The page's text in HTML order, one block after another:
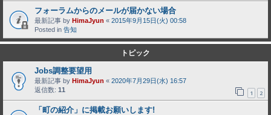
フォーラムからのメールが届かない場合
最新記事 by HimaJyun « 2015年9月15日(火) 00:58
Posted in 告知
トピック
Jobs調整要望用
最新記事 by HimaJyun « 2020年7月29日(水) 16:57
返信数: 11 1 2
「町の紹介」に掲載お願いします!